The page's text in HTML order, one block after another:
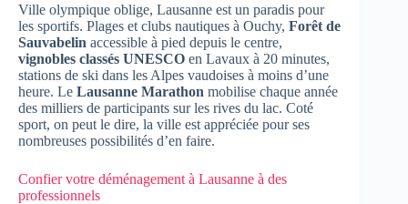
Ville olympique oblige, Lausanne est un paradis pour
les sportifs. Plages et clubs nautiques à Ouchy, Forêt de
Sauvabelin accessible à pied depuis le centre,
vignobles classés UNESCO en Lavaux à 20 minutes,
stations de ski dans les Alpes vaudoises à moins d’une
heure. Le Lausanne Marathon mobilise chaque année
des milliers de participants sur les rives du lac. Coté
sport, on peut le dire, la ville est appréciée pour ses
nombreuses possibilités d’en faire.
Confier votre déménagement à Lausanne à des
professionnels